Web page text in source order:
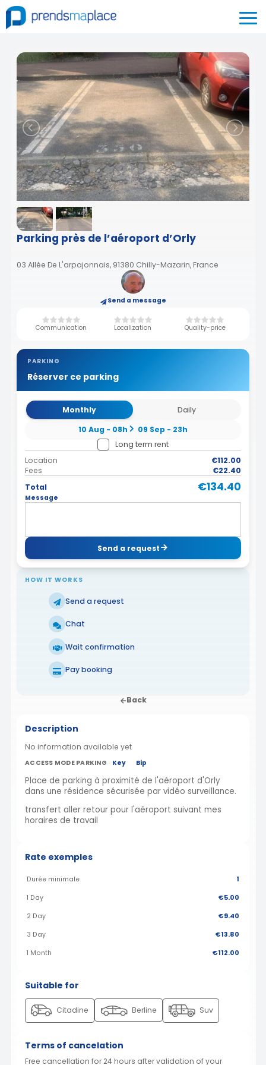
Parking près de l’aéroport d’Orly
03 Allée De L'arpajonnais, 91380 Chilly-Mazarin, France
Send a message
Communication Localization Quality-price
PARKING
Réserver ce parking
Monthly
Daily
10 Aug - 08h
09 Sep - 23h
Long term rent
Location
€112.00
Fees
€22.40
Total
€134.40
Message
Send a request
HOW IT WORKS
Send a request
Chat
Wait confirmation
Pay booking
Back
Description
No information available yet
ACCESS MODE PARKING Key Bip
Place de parking à proximité de l'aéroport d'Orly
dans une résidence sécurisée par vidéo surveillance.
transfert aller retour pour l'aéroport suivant mes
horaires de travail
Rate exemples
Durée minimale 1
1 Day €5.00
2 Day €9.40
3 Day €13.80
1 Month €112.00
Suitable for
Citadine Berline Suv
Terms of cancelation
Free cancellation for 24 hours after validation of your